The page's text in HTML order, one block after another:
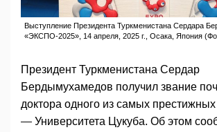
Выступление Президента Туркменистана Сердара
«ЭКСПО-2025», 14 апреля, 2025 г., Осака, Япония
Президент Туркменистана Сердар
Бердымухамедов получил звание
доктора одного из самых
— Университета Цукуба. Об этом